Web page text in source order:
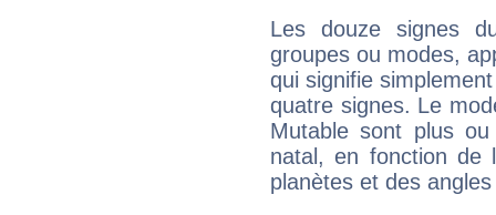
Les douze signes
groupes ou modes,
qui signifie
quatre signes. Le
Mutable sont plus
natal, en fonction de
planètes et des